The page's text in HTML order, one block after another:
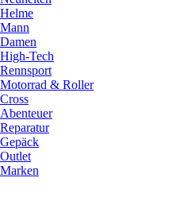
Helme
Mann
Damen
High-Tech
Rennsport
Motorrad & Roller
Cross
Abenteuer
Reparatur
Gepäck
Outlet
Marken